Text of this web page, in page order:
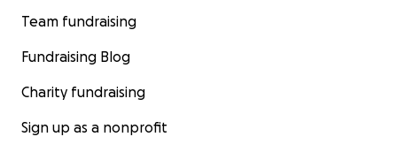
Team fundraising
Fundraising Blog
Charity fundraising
Sign up as a nonprofit